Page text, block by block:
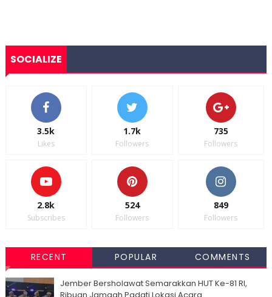
SOCIALIZE
3.5k
Likes
1.7k
Followers
735
Followers
2.8k
Subscribes
524
Followers
849
Followers
RECENT POPULAR COMMENTS
Jember Bersholawat Semarakkan HUT Ke-81 RI,
Ribuan Jamaah Padati Lokasi Acara